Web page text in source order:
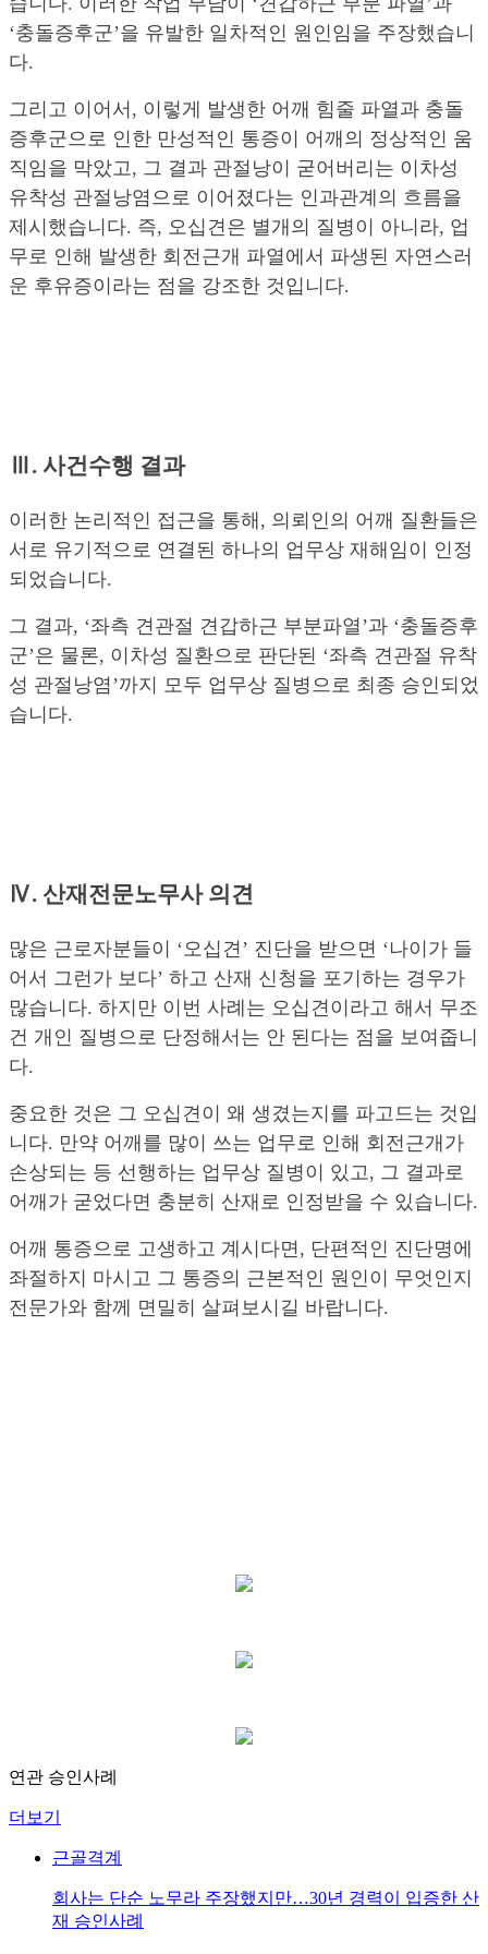
‘충돌증후군’을 유발한 일차적인 원인임을 주장했습니
다.
그리고 이어서, 이렇게 발생한 어깨 힘줄 파열과 충돌
증후군으로 인한 만성적인 통증이 어깨의 정상적인 움
직임을 막았고, 그 결과 관절낭이 굳어버리는 이차성
유착성 관절낭염으로 이어졌다는 인과관계의 흐름을
제시했습니다. 즉, 오십견은 별개의 질병이 아니라, 업
무로 인해 발생한 회전근개 파열에서 파생된 자연스러
운 후유증이라는 점을 강조한 것입니다.
Ⅲ. 사건수행 결과
이러한 논리적인 접근을 통해, 의뢰인의 어깨 질환들은
서로 유기적으로 연결된 하나의 업무상 재해임이 인정
되었습니다.
그 결과, ‘좌측 견관절 견갑하근 부분파열’과 ‘충돌증후
군’은 물론, 이차성 질환으로 판단된 ‘좌측 견관절 유착
성 관절낭염’까지 모두 업무상 질병으로 최종 승인되었
습니다.
Ⅳ. 산재전문노무사 의견
많은 근로자분들이 ‘오십견’ 진단을 받으면 ‘나이가 들
어서 그런가 보다’ 하고 산재 신청을 포기하는 경우가
많습니다. 하지만 이번 사례는 오십견이라고 해서 무조
건 개인 질병으로 단정해서는 안 된다는 점을 보여줍니
다.
중요한 것은 그 오십견이 왜 생겼는지를 파고드는 것입
니다. 만약 어깨를 많이 쓰는 업무로 인해 회전근개가
손상되는 등 선행하는 업무상 질병이 있고, 그 결과로
어깨가 굳었다면 충분히 산재로 인정받을 수 있습니다.
어깨 통증으로 고생하고 계시다면, 단편적인 진단명에
좌절하지 마시고 그 통증의 근본적인 원인이 무엇인지
전문가와 함께 면밀히 살펴보시길 바랍니다.
연관 승인사례
더보기
근골격계
회사는 단순 노무라 주장했지만…30년 경력이 입증한 산
재 승인사례